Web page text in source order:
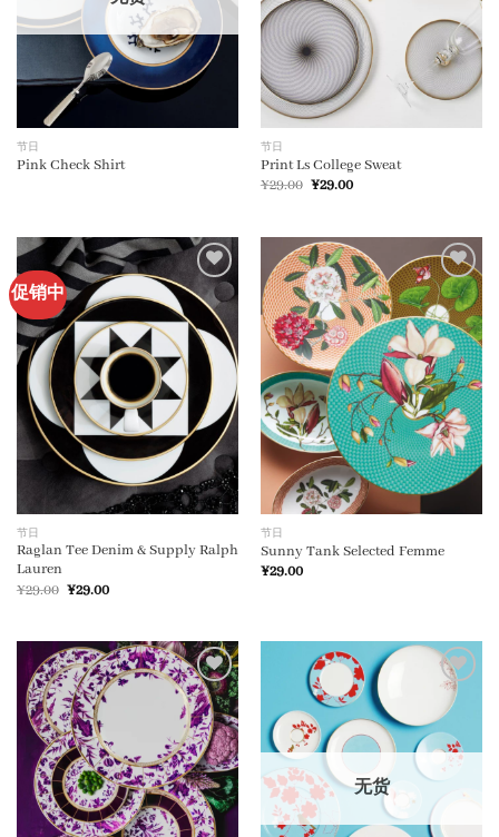
节日
Pink Check Shirt
节日
Print Ls College Sweat
¥29.00 原
¥29.00当
为：
¥29.00。
促销中
加入
心愿
单
节日
Raglan Tee Denim & Supply Ralph
Lauren
¥29.00 原
¥29.00当
为：
¥29.00。
加入
心愿
单
节日
Sunny Tank Selected Femme
¥29.00
加入
心愿
单
加入
心愿
无货